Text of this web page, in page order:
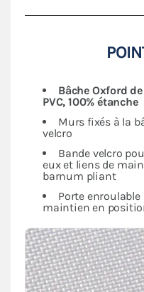
Bâche Oxford de
PVC, 100% étanche
Murs fixés à la
velcro
Bande velcro
eux et liens de
barnum pliant
Porte
maintien en